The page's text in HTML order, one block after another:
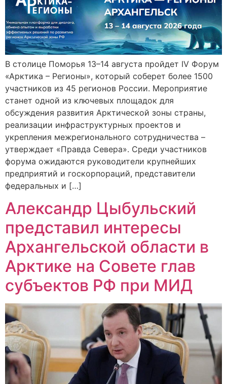
В столице Поморья 13–14 августа пройдет IV Форум
«Арктика – Регионы», который соберет более 1500
участников из 45 регионов России. Мероприятие
станет одной из ключевых площадок для
обсуждения развития Арктической зоны страны,
реализации инфраструктурных проектов и
укрепления межрегионального сотрудничества –
утверждает «Правда Севера». Среди участников
форума ожидаются руководители крупнейших
предприятий и госкорпораций, представители
федеральных и […]
Александр Цыбульский
представил интересы
Архангельской области в
Арктике на Совете глав
субъектов РФ при МИД